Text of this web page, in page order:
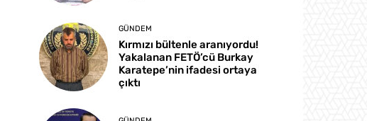
GÜNDEM
Kırmızı bültenle aranıyordu!
Yakalanan FETÖ’cü Burkay
Karatepe’nin ifadesi ortaya
çıktı